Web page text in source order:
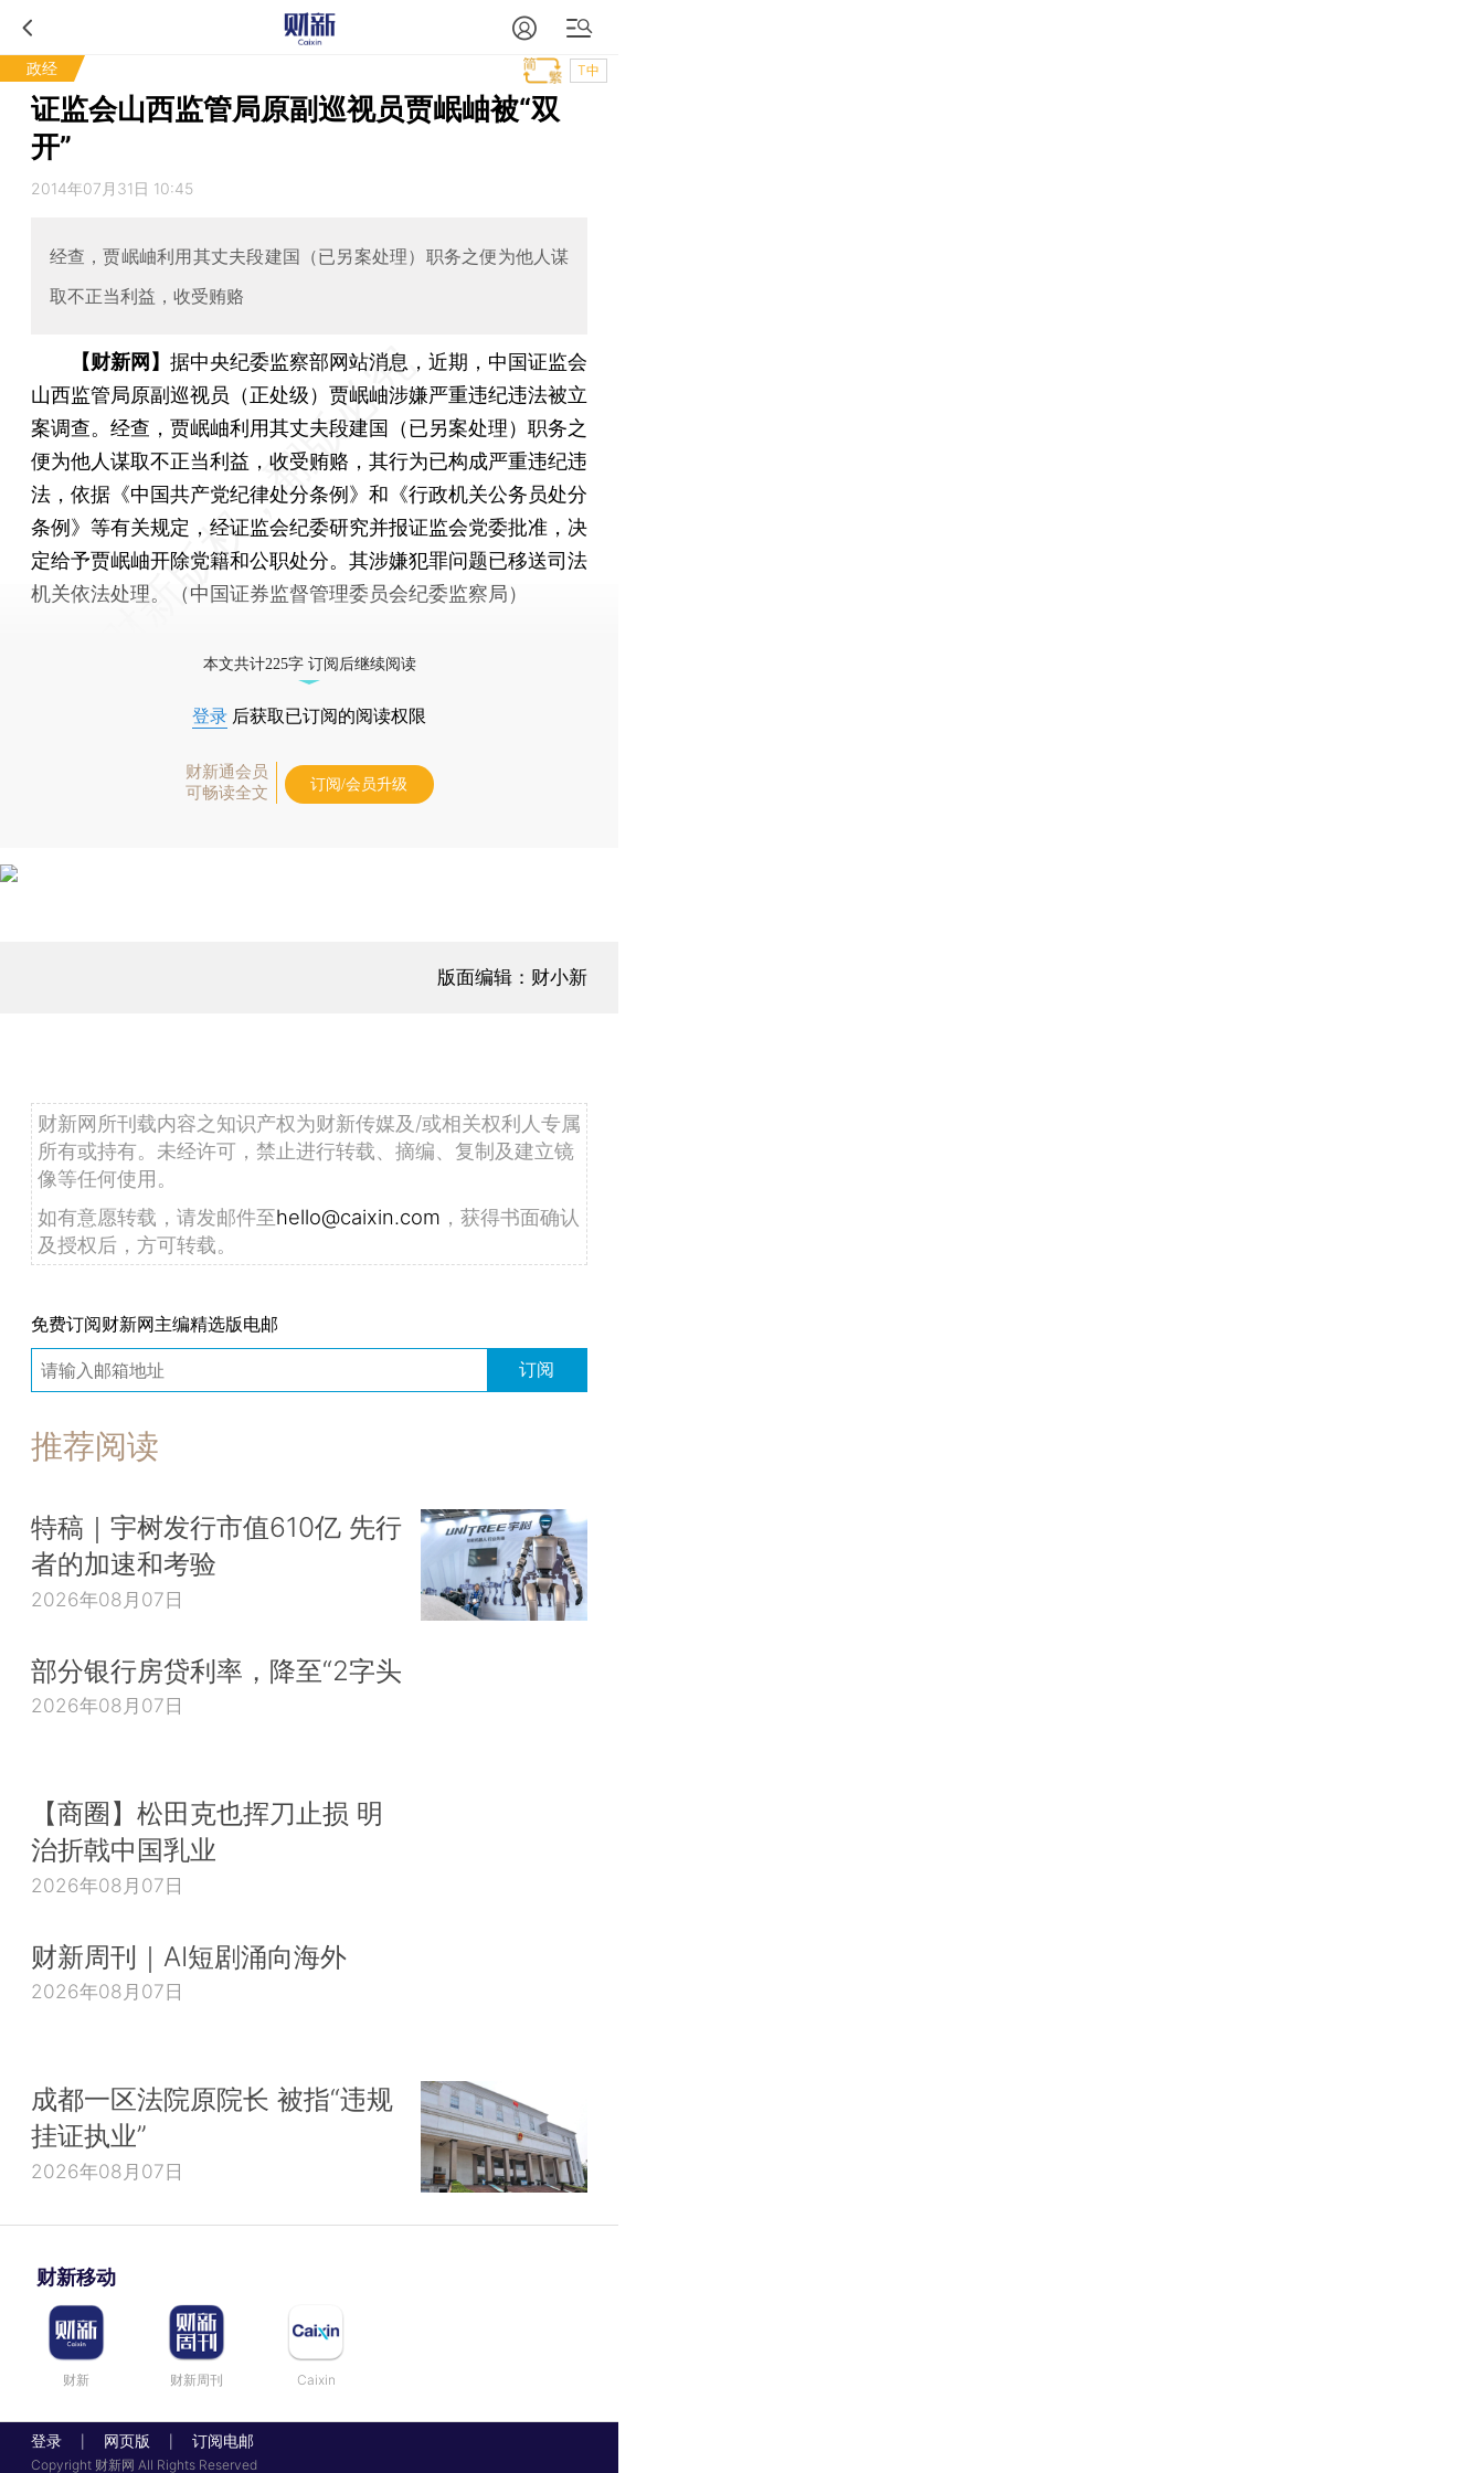
政经 T中
证监会山西监管局原副巡视员贾岷岫被“双
开”
2014年07月31日 10:45
经查，贾岷岫利用其丈夫段建国（已另案处理）职务之便为他人谋
取不正当利益，收受贿赂
【财新网】 据中央纪委监察部网站消息，近期，中国证监会
山西监管局原副巡视员（正处级）贾岷岫涉嫌严重违纪违法被立
案调查。经查，贾岷岫利用其丈夫段建国（已另案处理）职务之
便为他人谋取不正当利益，收受贿赂，其行为已构成严重违纪违
法，依据《中国共产党纪律处分条例》和《行政机关公务员处分
条例》等有关规定，经证监会纪委研究并报证监会党委批准，决
定给予贾岷岫开除党籍和公职处分。其涉嫌犯罪问题已移送司法
机关依法处理。（中国证券监督管理委员会纪委监察局）
本文共计225字 订阅后继续阅读
登录 后获取已订阅的阅读权限
财新通会员
可畅读全文
订阅/会员升级
版面编辑：财小新
财新网所刊载内容之知识产权为财新传媒及/或相关权利人专属
所有或持有。未经许可，禁止进行转载、摘编、复制及建立镜
像等任何使用。
如有意愿转载，请发邮件至hello@caixin.com ，获得书面确认
及授权后，方可转载。
免费订阅财新网主编精选版电邮
订阅
推荐阅读
特稿｜宇树发行市值610亿 先行
者的加速和考验
2026年08月07日
部分银行房贷利率，降至“2字头
2026年08月07日
【商圈】松田克也挥刀止损 明
治折戟中国乳业
2026年08月07日
财新周刊｜AI短剧涌向海外
2026年08月07日
成都一区法院原院长 被指“违规
挂证执业”
2026年08月07日
财新移动
财新 财新周刊 Caixin
登录 网页版 订阅电邮
Copyright 财新网 All Rights Reserved